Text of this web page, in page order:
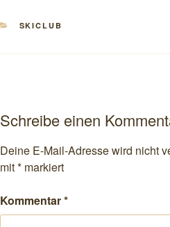
KATEGORIEN
SKICLUB
Schreibe einen
Deine E-Mail-Adresse wird nicht
mit* markiert
Kommentar*